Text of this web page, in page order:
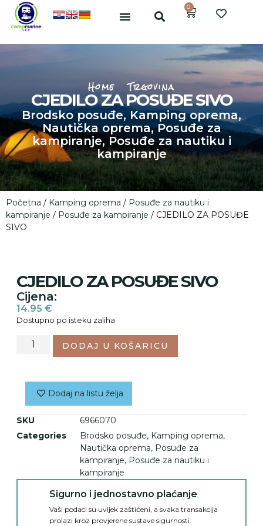
0
Home Trgovina
CJEDILO ZA POSUĐE SIVO
Brodsko posuđe, Kamping oprema,
Nautička oprema,Posuđe za
kampiranje, Posuđe za nautiku i
kampiranje
Početna / Kamping oprema / Posuđe za nautiku i
kampiranje / Posuđe za kampiranje / CJEDILO ZA POSUĐE
SIVO
CJEDILO ZA POSUĐE SIVO
Cijena:
14.95 €
Dostupno po isteku zaliha
DODAJ U KOŠARICU
Dodaj na listu želja
SKU
6966070
Categories
Brodsko posuđe, Kamping oprema,
Nautička oprema, Posuđe za
kampiranje, Posuđe za nautiku i
kampiranje
Sigurno i jednostavno plaćanje
Vaši podaci su uvijek zaštićeni, a svaka transakcija
prolazi kroz provjerene sustave sigurnosti.